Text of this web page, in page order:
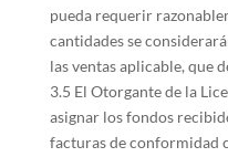
pueda requerir
cantidades se
las ventas aplicable, que
3.5 El Otorgante de la
asignar los fondos
facturas de conformidad